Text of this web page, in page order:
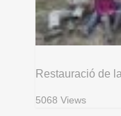
Restauració de
5068 Views